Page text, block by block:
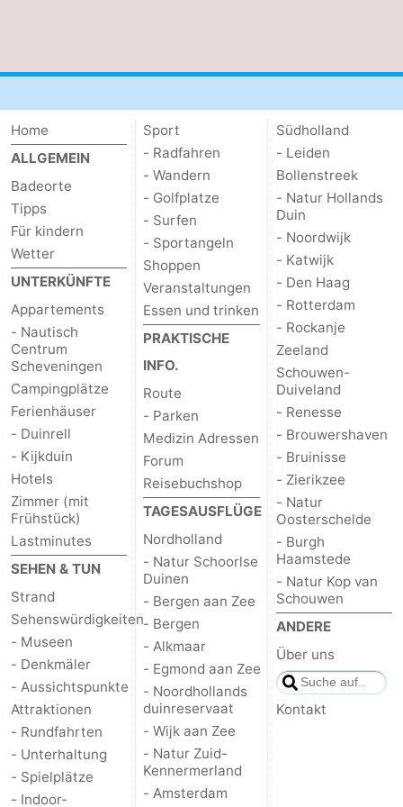
Home
ALLGEMEIN
Badeorte
Tipps
Für kindern
Wetter
UNTERKÜNFTE
Appartements
- Nautisch
Centrum
Scheveningen
Campingplätze
Ferienhäuser
- Duinrell
- Kijkduin
Hotels
Zimmer (mit
Frühstück)
Lastminutes
SEHEN & TUN
Strand
Sehenswürdigkeiten
- Museen
- Denkmäler
- Aussichtspunkte
Attraktionen
- Rundfahrten
- Unterhaltung
- Spielplätze
- Indoor-
Sport
- Radfahren
- Wandern
- Golfplatze
- Surfen
- Sportangeln
Shoppen
Veranstaltungen
Essen und trinken
PRAKTISCHE
INFO.
Route
- Parken
Medizin Adressen
Forum
Reisebuchshop
TAGESAUSFLÜGE
Nordholland
- Natur Schoorlse
Duinen
- Bergen aan Zee
- Bergen
- Alkmaar
- Egmond aan Zee
- Noordhollands
duinreservaat
- Wijk aan Zee
- Natur Zuid-
Kennermerland
- Amsterdam
Südholland
- Leiden
Bollenstreek
- Natur Hollands
Duin
- Noordwijk
- Katwijk
- Den Haag
- Rotterdam
- Rockanje
Zeeland
Schouwen-
Duiveland
- Renesse
- Brouwershaven
- Bruinisse
- Zierikzee
- Natur
Oosterschelde
- Burgh
Haamstede
- Natur Kop van
Schouwen
ANDERE
Über uns
Kontakt